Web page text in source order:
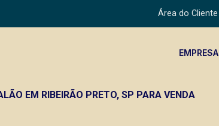
Área do Cliente
EMPRESA
EM RIBEIRÃO PRETO, SP PARA VENDA